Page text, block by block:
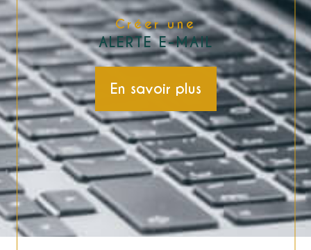
Créer une
ALERTE E-MAIL
En savoir plus